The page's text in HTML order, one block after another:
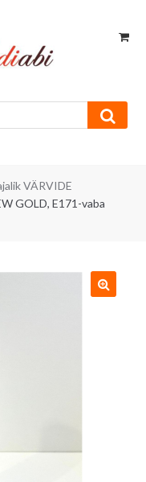
VÄRVIDE
GOLD, E171-vaba